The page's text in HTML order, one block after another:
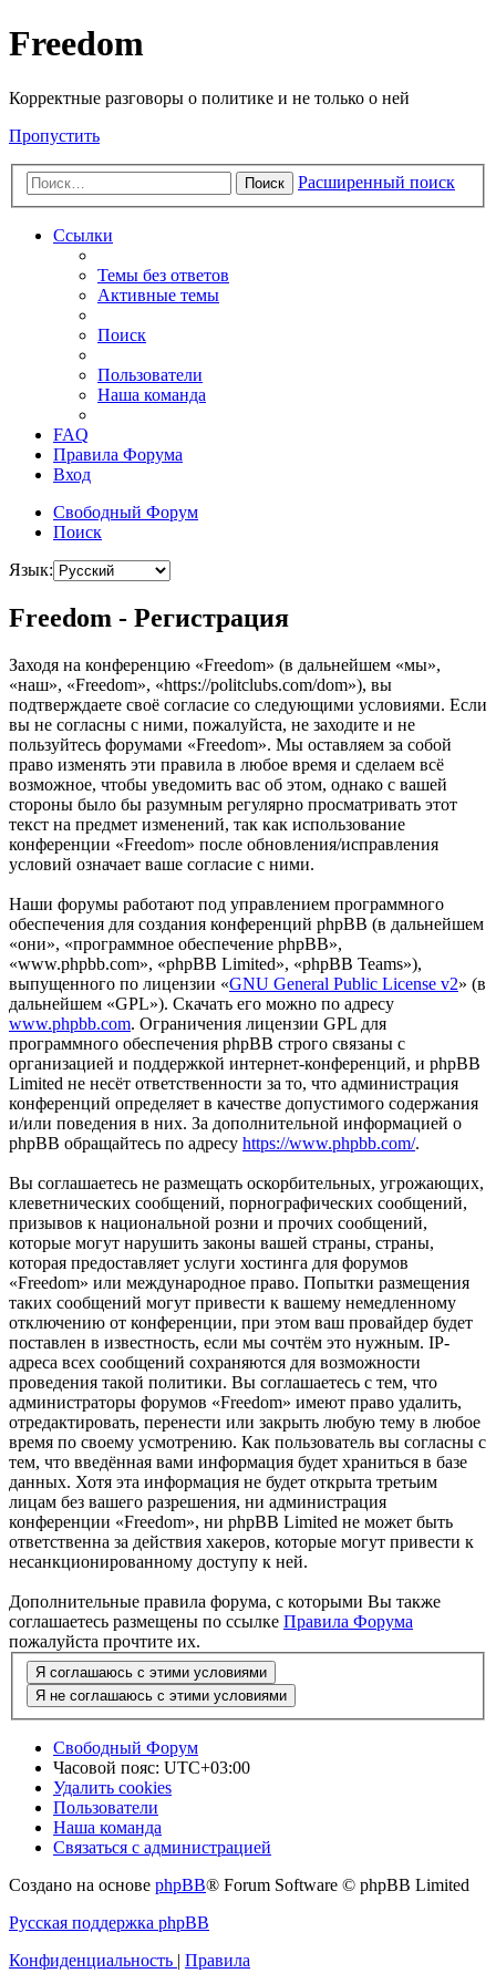
Freedom
Корректные разговоры о политике и не только о ней
Пропустить
Поиск Расширенный поиск
Ссылки
Темы без ответов
Активные темы
Поиск
Пользователи
Наша команда
FAQ
Правила Форума
Вход
Свободный Форум
Поиск
Язык:
Freedom - Регистрация
Заходя на конференцию «Freedom» (в дальнейшем «мы»,
«наш», «Freedom», «https://politclubs.com/dom»), вы
подтверждаете своё согласие со следующими условиями. Если
вы не согласны с ними, пожалуйста, не заходите и не
пользуйтесь форумами «Freedom». Мы оставляем за собой
право изменять эти правила в любое время и сделаем всё
возможное, чтобы уведомить вас об этом, однако с вашей
стороны было бы разумным регулярно просматривать этот
текст на предмет изменений, так как использование
конференции «Freedom» после обновления/исправления
условий означает ваше согласие с ними.
Наши форумы работают под управлением программного
обеспечения для создания конференций phpBB (в дальнейшем
«они», «программное обеспечение phpBB»,
«www.phpbb.com», «phpBB Limited», «phpBB Teams»),
выпущенного по лицензии «GNU General Public License v2» (в
дальнейшем «GPL»). Скачать его можно по адресу
www.phpbb.com. Ограничения лицензии GPL для
программного обеспечения phpBB строго связаны с
организацией и поддержкой интернет-конференций, и phpBB
Limited не несёт ответственности за то, что администрация
конференций определяет в качестве допустимого содержания
и/или поведения в них. За дополнительной информацией о
phpBB обращайтесь по адресу https://www.phpbb.com/.
Вы соглашаетесь не размещать оскорбительных, угрожающих,
клеветнических сообщений, порнографических сообщений,
призывов к национальной розни и прочих сообщений,
которые могут нарушить законы вашей страны, страны,
которая предоставляет услуги хостинга для форумов
«Freedom» или международное право. Попытки размещения
таких сообщений могут привести к вашему немедленному
отключению от конференции, при этом ваш провайдер будет
поставлен в известность, если мы сочтём это нужным. IP-
адреса всех сообщений сохраняются для возможности
проведения такой политики. Вы соглашаетесь с тем, что
администраторы форумов «Freedom» имеют право удалить,
отредактировать, перенести или закрыть любую тему в любое
время по своему усмотрению. Как пользователь вы согласны с
тем, что введённая вами информация будет храниться в базе
данных. Хотя эта информация не будет открыта третьим
лицам без вашего разрешения, ни администрация
конференции «Freedom», ни phpBB Limited не может быть
ответственна за действия хакеров, которые могут привести к
несанкционированному доступу к ней.
Дополнительные правила форума, с которыми Вы также
соглашаетесь размещены по ссылке Правила Форума
пожалуйста прочтите их.
Свободный Форум
Часовой пояс: UTC+03:00
Удалить cookies
Пользователи
Наша команда
Связаться с администрацией
Создано на основе phpBB® Forum Software © phpBB Limited
Русская поддержка phpBB
Конфиденциальность | Правила